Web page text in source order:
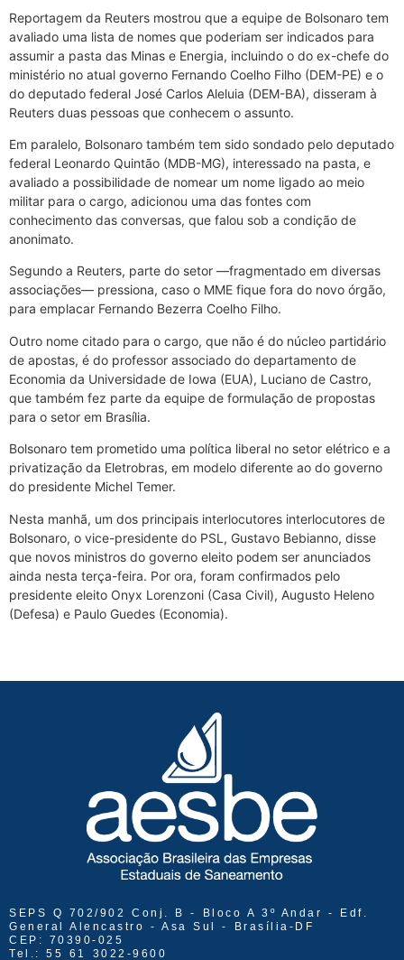
Reportagem da Reuters mostrou que a equipe de Bolsonaro tem
avaliado uma lista de nomes que poderiam ser indicados para
assumir a pasta das Minas e Energia, incluindo o do ex-chefe do
ministério no atual governo Fernando Coelho Filho (DEM-PE) e o
do deputado federal José Carlos Aleluia (DEM-BA), disseram à
Reuters duas pessoas que conhecem o assunto.
Em paralelo, Bolsonaro também tem sido sondado pelo deputado
federal Leonardo Quintão (MDB-MG), interessado na pasta, e
avaliado a possibilidade de nomear um nome ligado ao meio
militar para o cargo, adicionou uma das fontes com
conhecimento das conversas, que falou sob a condição de
anonimato.
Segundo a Reuters, parte do setor —fragmentado em diversas
associações— pressiona, caso o MME fique fora do novo órgão,
para emplacar Fernando Bezerra Coelho Filho.
Outro nome citado para o cargo, que não é do núcleo partidário
de apostas, é do professor associado do departamento de
Economia da Universidade de Iowa (EUA), Luciano de Castro,
que também fez parte da equipe de formulação de propostas
para o setor em Brasília.
Bolsonaro tem prometido uma política liberal no setor elétrico e a
privatização da Eletrobras, em modelo diferente ao do governo
do presidente Michel Temer.
Nesta manhã, um dos principais interlocutores interlocutores de
Bolsonaro, o vice-presidente do PSL, Gustavo Bebianno, disse
que novos ministros do governo eleito podem ser anunciados
ainda nesta terça-feira. Por ora, foram confirmados pelo
presidente eleito Onyx Lorenzoni (Casa Civil), Augusto Heleno
(Defesa) e Paulo Guedes (Economia).
SEPS Q 702/902 Conj. B - Bloco A 3º Andar - Edf.
General Alencastro - Asa Sul - Brasília-DF
CEP: 70390-025
Tel.: 55 61 3022-9600